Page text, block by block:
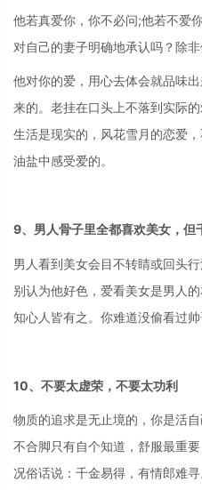
他若真爱你，你不必问;他若不爱
对自己的妻子明确地承认吗？除非
他对你的爱，用心去体会就品味
来的。老挂在口头上不落到实际
生活是现实的，风花雪月的恋爱
油盐中感受爱的。
9、男人骨子里全都喜欢美女，但
男人看到美女会目不转睛或回头
别认为他好色，爱看美女是男人
知心人皆有之。你难道没偷看过帅
10、不要太虚荣，不要太功利
物质的追求是无止境的，你是活
不合脚只有自个知道，舒服最重
况俗话说：千金易得，有情郎难寻